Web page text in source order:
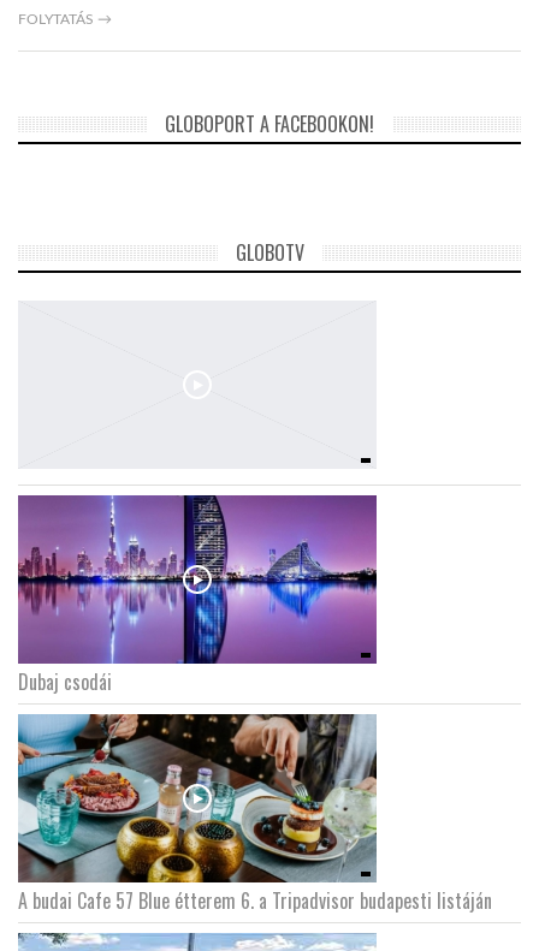
FOLYTATÁS →
GLOBOPORT A FACEBOOKON!
GLOBOTV
Dubaj csodái
A budai Cafe 57 Blue étterem 6. a Tripadvisor budapesti listáján